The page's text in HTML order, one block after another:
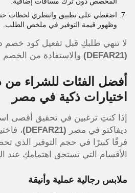
اضغطي على تطبيق وانتظري لحظات
وظهور قيمة التوفير في ملخص الطلب.
لا تنهي طلبكِ قبل تفعيل كود خصم
(DEFAR21)
والاستفادة من الخصم
أفضل الفئات للشراء من
اختيارات ذكية في مصر
إذا كنتِ ترغبين في تحقيق أقصى
ديفاكتو في مصر (DEFAR21)
،
فرقًا كبيرًا في حجم التوفير الذي
الأقسام التي تستحق اهتمامكِ عند
ملابس رجالية عملية وأنيقة